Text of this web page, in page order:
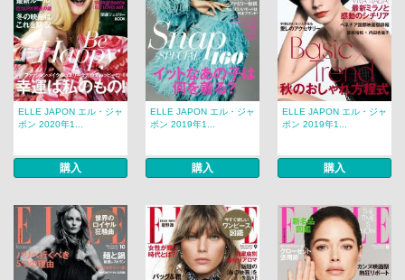
ELLE JAPON エル・ジャ
ポン 2020年1...
購入
ELLE JAPON エル・ジャ
ポン 2019年1...
購入
ELLE JAPON エル・ジャ
ポン 2019年1...
購入